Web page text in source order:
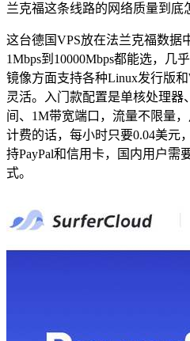
兰克福这条线路的网络质量到底
这台德国VPS放在法兰克福数据
1Mbps到10000Mbps都能选，几
镜像方面支持各种Linux发行版和
灵活。入门款配置是单核处理器
间、1M带宽端口，流量不限量
计费的话，每小时只要0.04美元
持PayPal和信用卡，国内用户需
式。